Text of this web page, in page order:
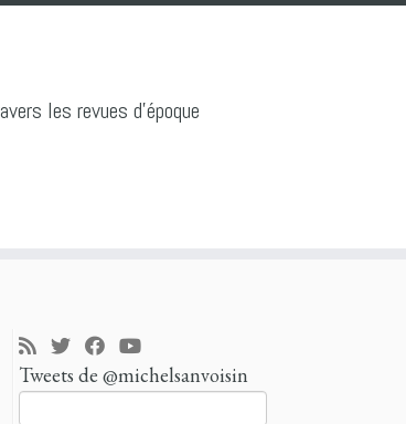
les revues d'époque
Tweets de @michelsanvoisin